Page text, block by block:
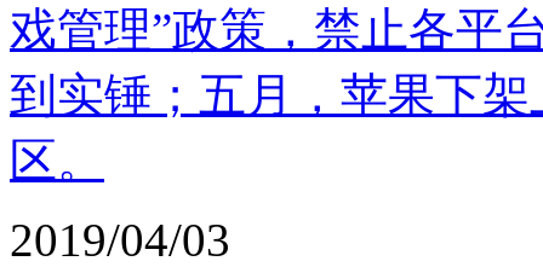
戏管理”政策，禁止各平
到实锤；五月，苹果下
区。
2019/04/03